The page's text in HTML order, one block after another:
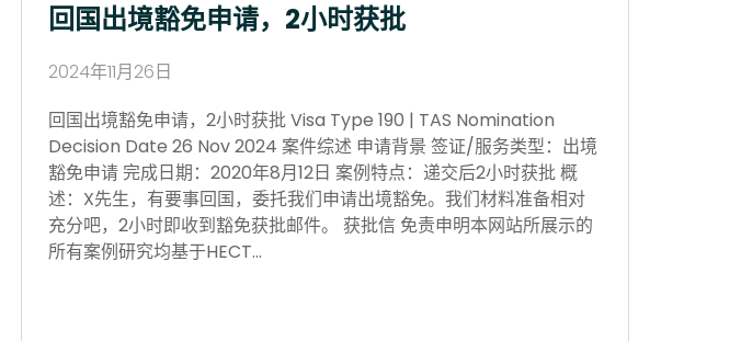
回国出境豁免申请，2小时获批
2024年11月26日
回国出境豁免申请，2小时获批 Visa Type 190 | TAS Nomination
Decision Date 26 Nov 2024 案件综述 申请背景 签证/服务类型：出境
豁免申请 完成日期：2020年8月12日 案例特点：递交后2小时获批 概
述：X先生，有要事回国，委托我们申请出境豁免。我们材料准备相对
充分吧，2小时即收到豁免获批邮件。 获批信 免责申明本网站所展示的
所有案例研究均基于HECT…